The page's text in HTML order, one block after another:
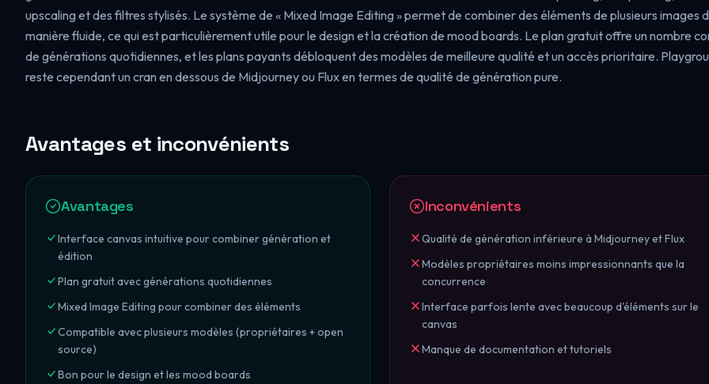
upscaling et des filtres stylisés. Le système de « Mixed Image Editing » permet de combiner des éléments de plusieurs images
manière fluide, ce qui est particulièrement utile pour le design et la création de mood boards. Le plan gratuit offre un nombre
de générations quotidiennes, et les plans payants débloquent des modèles de meilleure qualité et un accès prioritaire.
reste cependant un cran en dessous de Midjourney ou Flux en termes de qualité de génération pure.
Avantages et inconvénients
Avantages
Interface canvas intuitive pour combiner génération et
édition
Plan gratuit avec générations quotidiennes
Mixed Image Editing pour combiner des éléments
Compatible avec plusieurs modèles (propriétaires + open
source)
Bon pour le design et les mood boards
Inconvénients
Qualité de génération inférieure à Midjourney et Flux
Modèles propriétaires moins impressionnants que la
concurrence
Interface parfois lente avec beaucoup d'éléments sur le
canvas
Manque de documentation et tutoriels